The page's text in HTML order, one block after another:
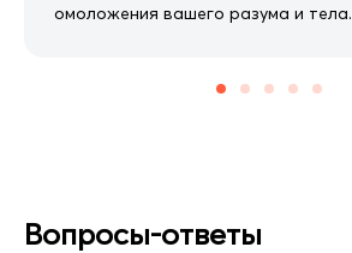
омоложения вашего разума и тела.
Вопросы-ответы